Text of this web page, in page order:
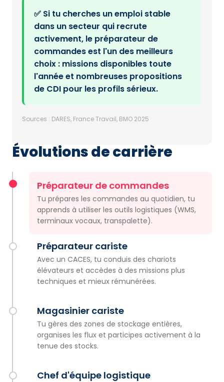
✅ Si tu cherches un emploi stable
dans un secteur qui recrute
activement, le préparateur de
commandes est l'un des meilleurs
choix : missions disponibles toute
l'année et nombreuses propositions
de CDI pour les profils sérieux.
Sources : DARES, France Travail, BMO 2025
Évolutions de carrière
Préparateur de commandes
Tu prépares les commandes au quotidien, tu
apprends à utiliser les outils logistiques (WMS,
terminaux vocaux, transpalette).
Préparateur cariste
Avec un CACES, tu conduis des chariots
élévateurs et accèdes à des missions plus
techniques et mieux rémunérées.
Magasinier cariste
Tu gères des zones de stockage entières,
organises les flux et participes activement à la
tenue des stocks.
Chef d'équipe logistique